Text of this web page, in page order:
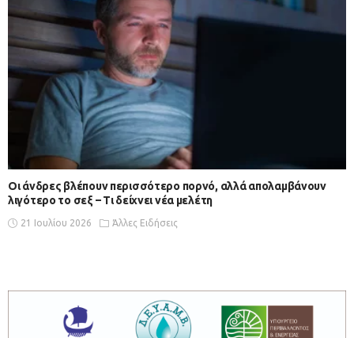
Οι άνδρες βλέπουν περισσότερο πορνό, αλλά απολαμβάνουν
λιγότερο το σεξ – Τι δείχνει νέα μελέτη
21 Ιουλίου 2026 Άλλες Ειδήσεις